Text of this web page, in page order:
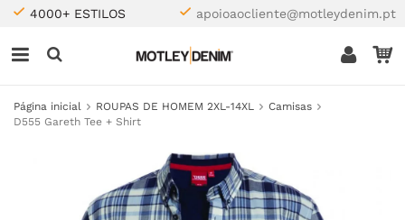
4000+ ESTILOS apoioaocliente@motleydenim.pt
Página inicial ROUPAS DE HOMEM 2XL-14XL
Camisas
D555 Gareth Tee + Shirt